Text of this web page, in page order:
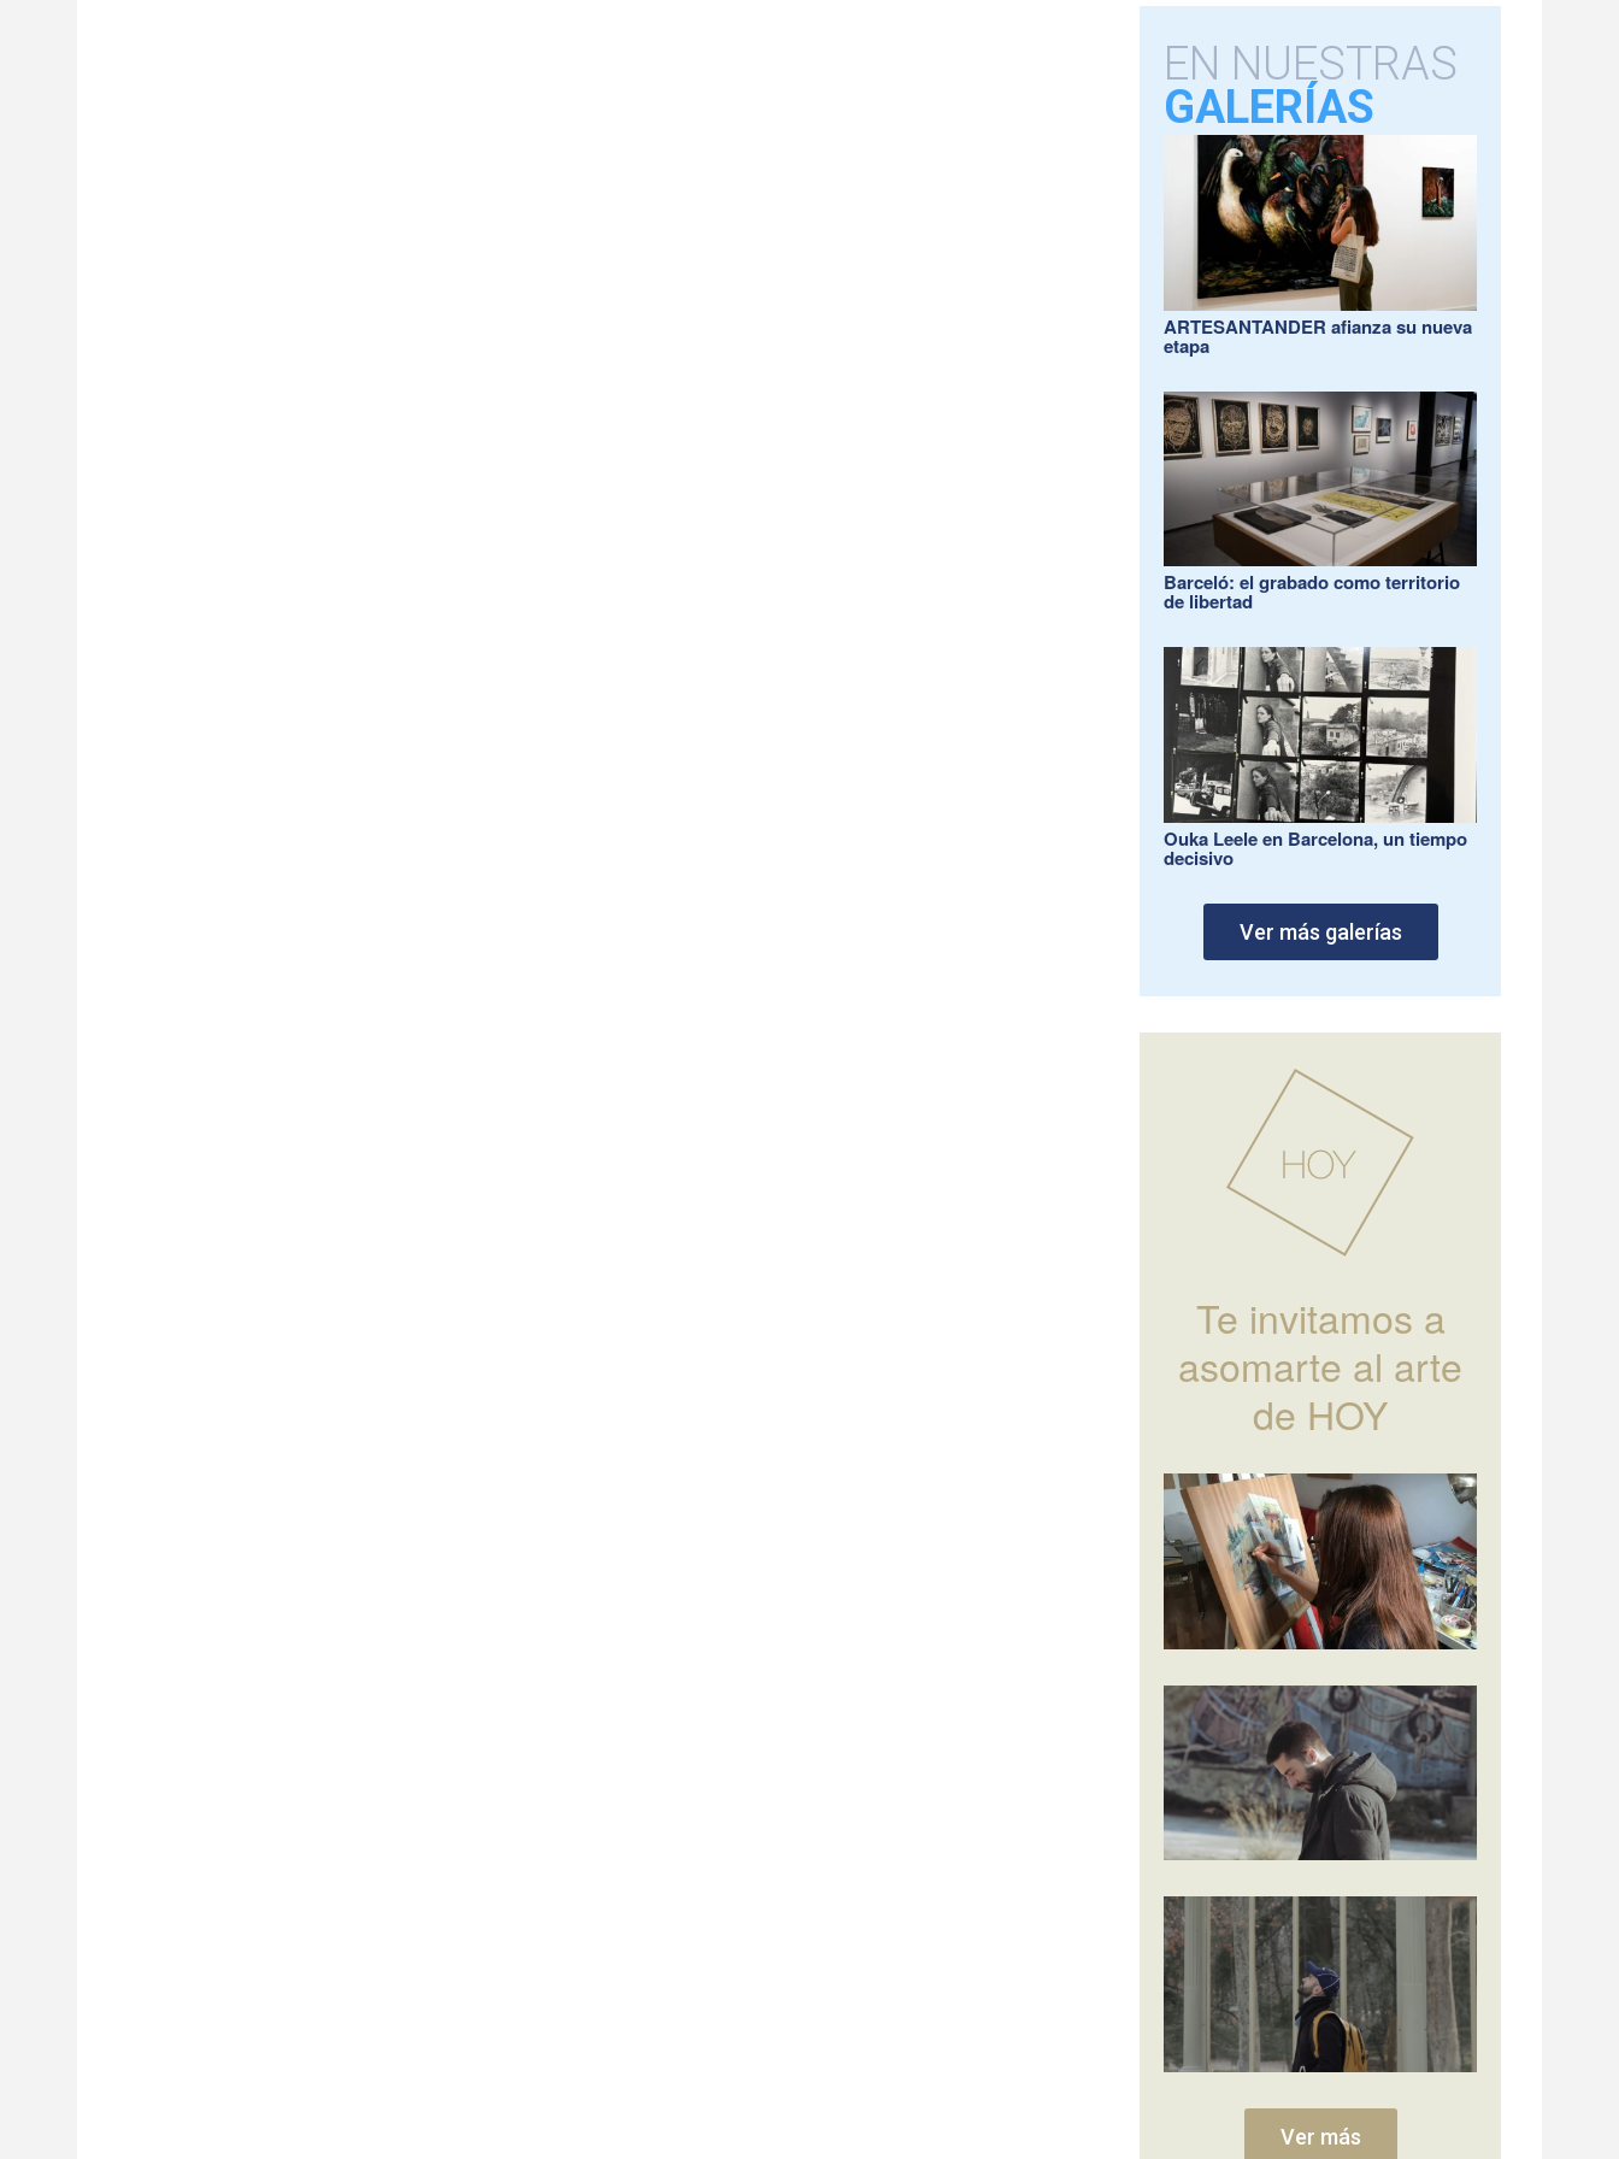
EN NUESTRAS
GALERÍAS
ARTESANTANDER afianza su nueva
etapa
Barceló: el grabado como territorio
de libertad
Ouka Leele en Barcelona, un tiempo
decisivo
Ver más galerías
Te invitamos a
asomarte al arte
de HOY
Ver más